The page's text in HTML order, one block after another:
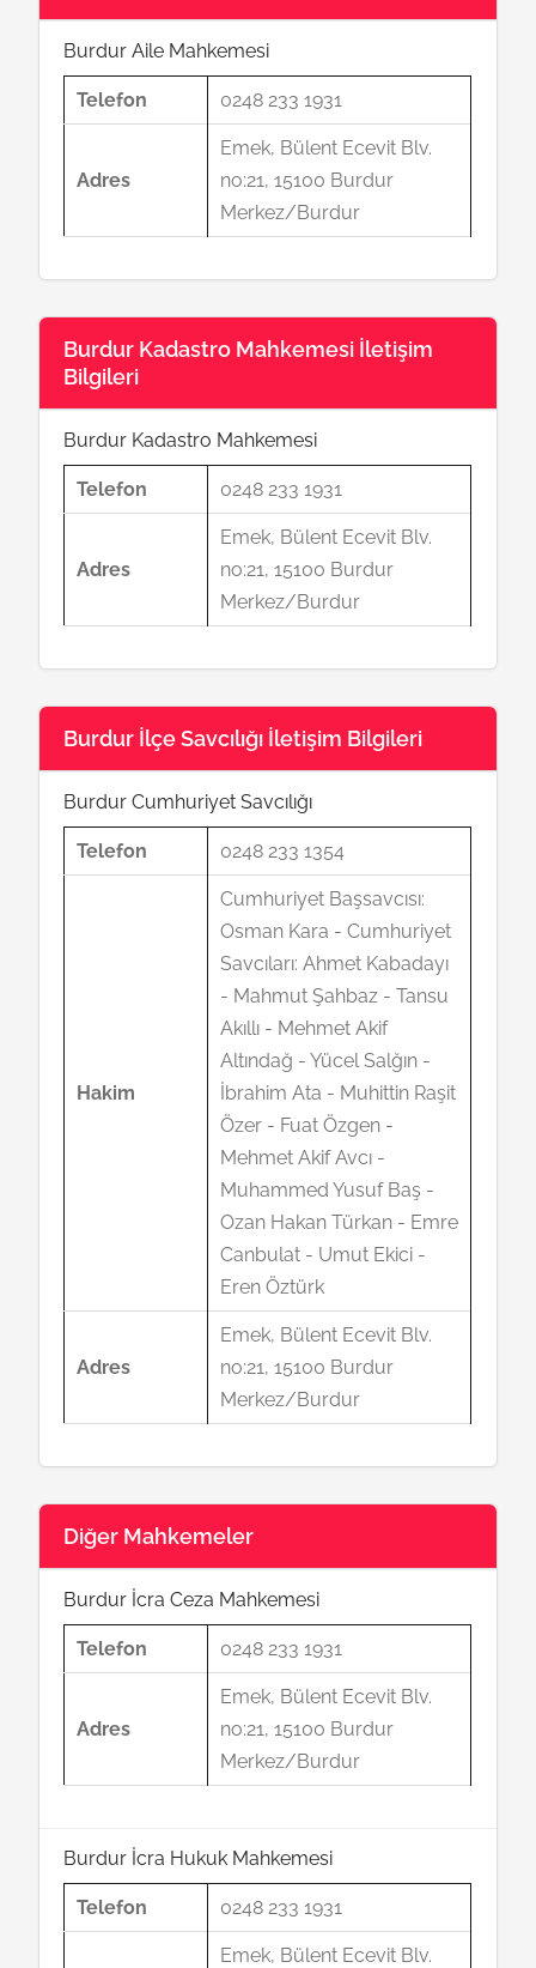
Burdur Aile Mahkemesi
Telefon 0248 233 1931
Adres
Emek, Bülent Ecevit Blv.
no:21, 15100 Burdur
Merkez/Burdur
Burdur Kadastro Mahkemesi İletişim
Bilgileri
Burdur Kadastro Mahkemesi
Telefon 0248 233 1931
Adres
Emek, Bülent Ecevit Blv.
no:21, 15100 Burdur
Merkez/Burdur
Burdur İlçe Savcılığı İletişim Bilgileri
Burdur Cumhuriyet Savcılığı
Telefon 0248 233 1354
Hakim
Cumhuriyet Başsavcısı:
Osman Kara - Cumhuriyet
Savcıları: Ahmet Kabadayı
- Mahmut Şahbaz - Tansu
Akıllı - Mehmet Akif
Altındağ - Yücel Salğın -
İbrahim Ata - Muhittin Raşit
Özer - Fuat Özgen -
Mehmet Akif Avcı -
Muhammed Yusuf Baş -
Ozan Hakan Türkan - Emre
Canbulat - Umut Ekici -
Eren Öztürk
Adres
Emek, Bülent Ecevit Blv.
no:21, 15100 Burdur
Merkez/Burdur
Diğer Mahkemeler
Burdur İcra Ceza Mahkemesi
Telefon 0248 233 1931
Adres
Emek, Bülent Ecevit Blv.
no:21, 15100 Burdur
Merkez/Burdur
Burdur İcra Hukuk Mahkemesi
Telefon 0248 233 1931
Emek, Bülent Ecevit Blv.